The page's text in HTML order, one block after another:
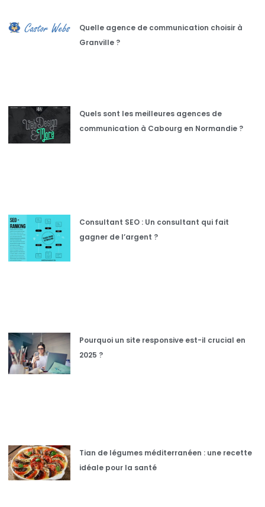
Quelle agence de communication choisir à
Granville ?
Quels sont les meilleures agences de
communication à Cabourg en Normandie ?
Consultant SEO : Un consultant qui fait
gagner de l’argent ?
Pourquoi un site responsive est-il crucial en
2025 ?
Tian de légumes méditerranéen : une recette
idéale pour la santé